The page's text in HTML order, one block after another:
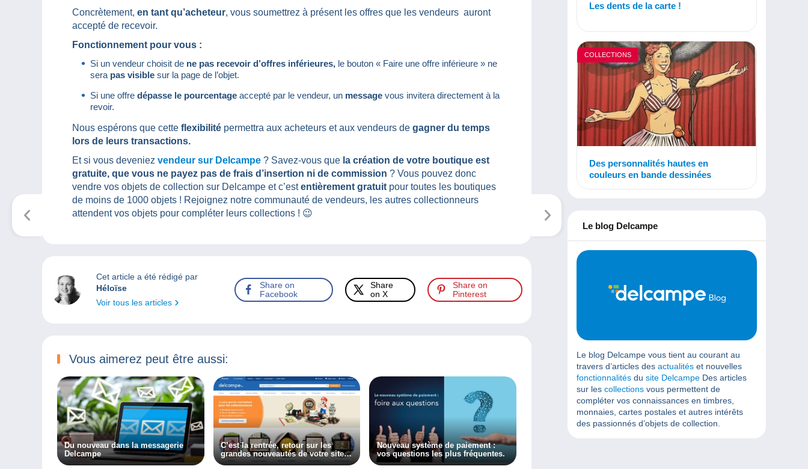
Concrètement, en tant qu’acheteur, vous soumettrez à présent les offres que les vendeurs auront
accepté de recevoir.
Fonctionnement pour vous :
Si un vendeur choisit de ne pas recevoir d’offres inférieures, le bouton « Faire une offre inférieure » ne
sera pas visible sur la page de l’objet.
Si une offre dépasse le pourcentage accepté par le vendeur, un message vous invitera directement à la
revoir.
Nous espérons que cette flexibilité permettra aux acheteurs et aux vendeurs de gagner du temps
lors de leurs transactions.
Et si vous deveniez vendeur sur Delcampe ? Savez-vous que la création de votre boutique est
gratuite, que vous ne payez pas de frais d’insertion ni de commission ? Vous pouvez donc
vendre vos objets de collection sur Delcampe et c’estentièrement gratuit pour toutes les boutiques
de moins de 1000 objets ! Rejoignez notre communauté de vendeurs, les autres collectionneurs
attendent vos objets pour compléter leurs collections ! 😉
Cet article a été rédigé par
Héloïse
Voir tous les articles
Share on
Facebook
Share
on X
Share on
Pinterest
Vous aimerez peut être aussi:
Du nouveau dans la messagerie
Delcampe
C’est la rentrée, retour sur les
grandes nouveautés de votre site
Delcampe !
Nouveau système de paiement :
vos questions les plus fréquentes.
Les dents de la carte !
COLLECTIONS
Des personnalités hautes en
couleurs en bande dessinées
Le blog Delcampe
Le blog Delcampe vous tient au courant au
travers d’articles des actualités et nouvelles
fonctionnalités du site Delcampe Des articles
sur les collections vous permettent de
compléter vos connaissances en timbres,
monnaies, cartes postales et autres intérêts
des passionnés d’objets de collection.